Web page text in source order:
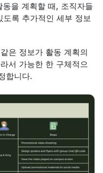
을 계획할 때, 조직자들
록 추가적인 세부 정보
은 정보가 활동 계획의
서 가능한 한 구체적으
합니다.